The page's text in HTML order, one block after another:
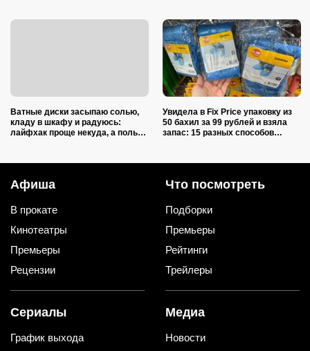
Ватные диски засыпаю солью,
кладу в шкафу и радуюсь:
лайфхак проще некуда, а пользы
Увидела в Fix Price упаковку из
50 бахил за 99 рублей и взяла
запас: 15 разных способов
Афиша
В прокате
Кинотеатры
Премьеры
Рецензии
Что посмотреть
Подборки
Премьеры
Рейтинги
Трейлеры
Сериалы
График выхода
Медиа
Новости